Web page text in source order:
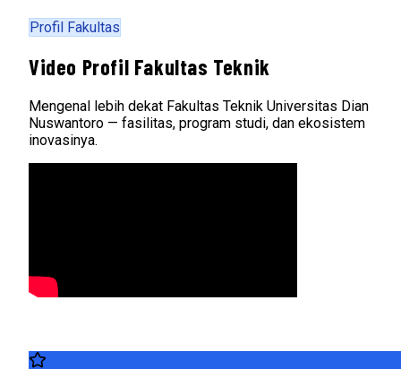
Profil Fakultas
Video Profil Fakultas Teknik
Mengenal lebih dekat Fakultas Teknik Universitas Dian
Nuswantoro — fasilitas, program studi, dan ekosistem
inovasinya.